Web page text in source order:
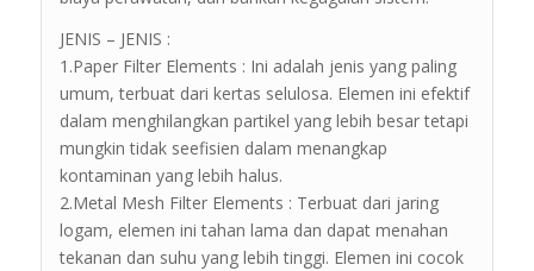
JENIS – JENIS :
1.Paper Filter Elements : Ini adalah jenis yang paling
umum, terbuat dari kertas selulosa. Elemen ini efektif
dalam menghilangkan partikel yang lebih besar tetapi
mungkin tidak seefisien dalam menangkap
kontaminan yang lebih halus.
2.Metal Mesh Filter Elements : Terbuat dari jaring
logam, elemen ini tahan lama dan dapat menahan
tekanan dan suhu yang lebih tinggi. Elemen ini cocok